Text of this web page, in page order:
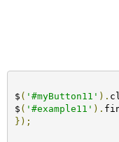
$ ( '#myButton11' ).
$ ( '#example11' ).
});